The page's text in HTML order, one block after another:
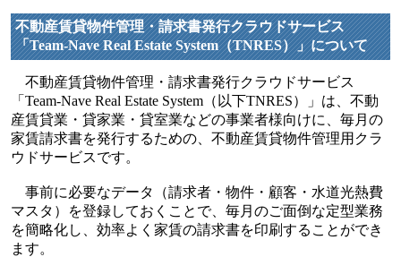
不動産賃貸物件管理・請求書発行クラウドサービス
「Team-Nave Real Estate System（TNRES）」について
不動産賃貸物件管理・請求書発行クラウドサービス
「Team-Nave Real Estate System（以下TNRES）」は、不動
産賃貸業・貸家業・貸室業などの事業者様向けに、毎月の
家賃請求書を発行するための、不動産賃貸物件管理用クラ
ウドサービスです。
事前に必要なデータ（請求者・物件・顧客・水道光熱費
マスタ）を登録しておくことで、毎月のご面倒な定型業務
を簡略化し、効率よく家賃の請求書を印刷することができ
ます。